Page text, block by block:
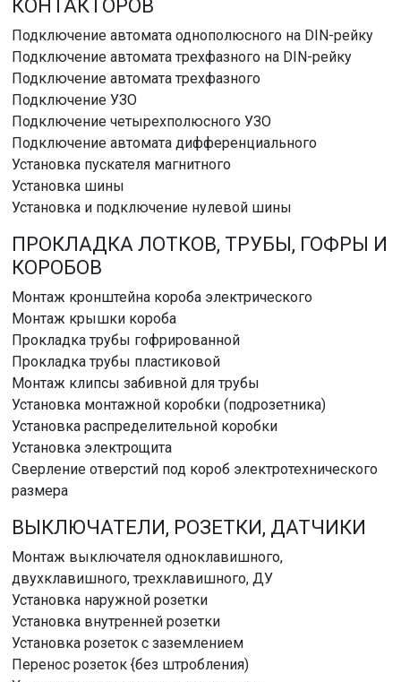
КОНТАКТОРОВ
Подключение автомата однополюсного на DIN-рейку
Подключение автомата трехфазного на DIN-рейку
Подключение автомата трехфазного
Подключение УЗО
Подключение четырехполюсного УЗО
Подключение автомата дифференциального
Установка пускателя магнитного
Установка шины
Установка и подключение нулевой шины
ПРОКЛАДКА ЛОТКОВ, ТРУБЫ, ГОФРЫ И
КОРОБОВ
Монтаж кронштейна короба электрического
Монтаж крышки короба
Прокладка трубы гофрированной
Прокладка трубы пластиковой
Монтаж клипсы забивной для трубы
Установка монтажной коробки (подрозетника)
Установка распределительной коробки
Установка электрощита
Сверление отверстий под короб электротехнического
размера
ВЫКЛЮЧАТЕЛИ, РОЗЕТКИ, ДАТЧИКИ
Монтаж выключателя одноклавишного,
двухклавишного, трехклавишного, ДУ
Установка наружной розетки
Установка внутренней розетки
Установка розеток с заземлением
Перенос розеток {без штробления)